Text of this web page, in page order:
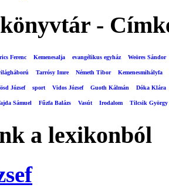
-
Ferenc Kemenesalja evangélikus egyház Weöres Sándor
Tarrósy Imre Németh Tibor Kemenesmihályfa
József sport Vidos József Guoth Kálmán Dóka Klára
Sámuel Fűzfa Balázs Vasút Irodalom Tilcsik György
a lexikonból